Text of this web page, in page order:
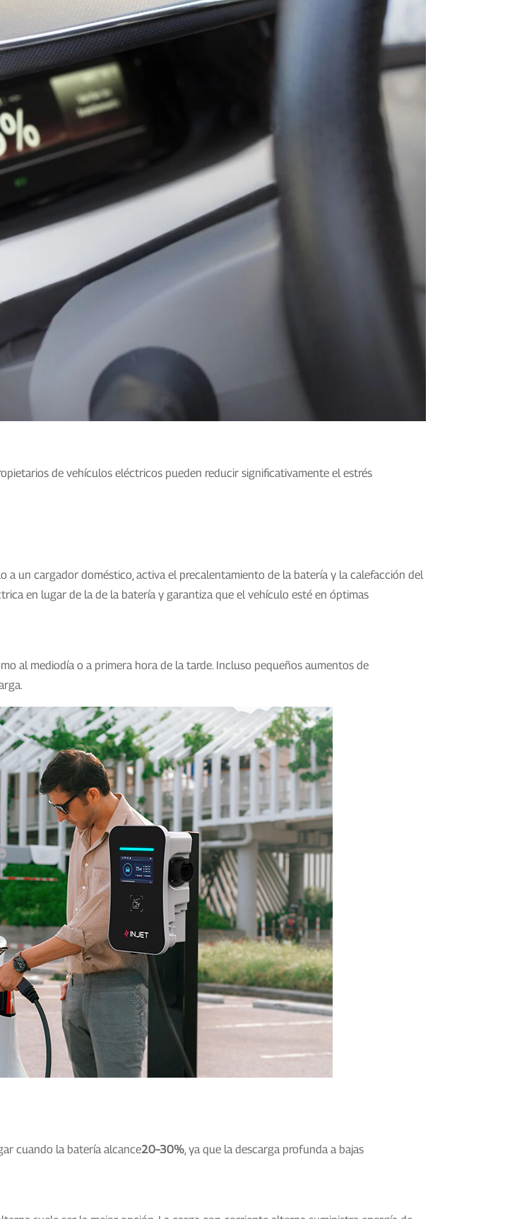
de vehículos eléctricos pueden reducir significativamente el estrés
un cargador doméstico, activa el precalentamiento de la batería y la calefacción del
en lugar de la de la batería y garantiza que el vehículo esté en óptimas
al mediodía o a primera hora de la tarde. Incluso pequeños aumentos de
cuando la batería alcance20–30%, ya que la descarga profunda a bajas